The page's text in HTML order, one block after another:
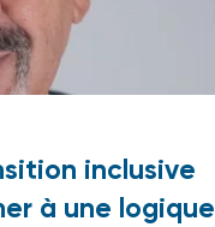
inclusive
à une logique